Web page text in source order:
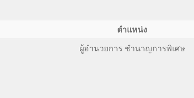
ตำแหน่ง
ผู้อำนวยการ ชำนาญการพิเศษ